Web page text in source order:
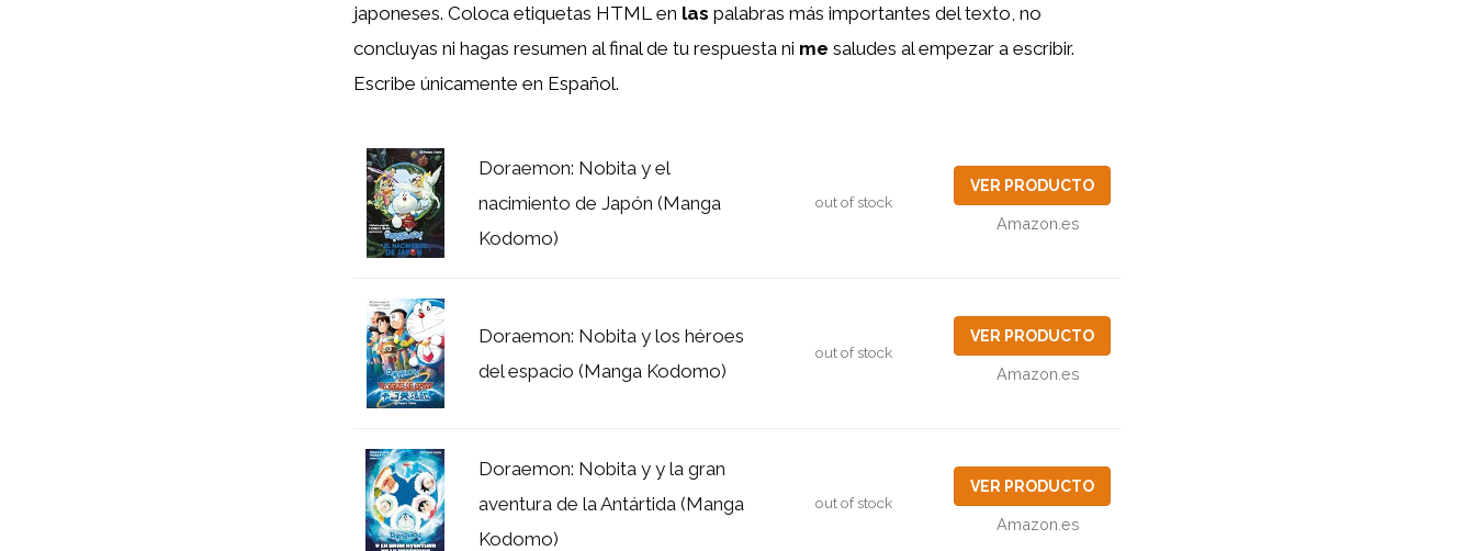
japoneses. Coloca etiquetas HTML en las palabras más importantes del texto, no
concluyas ni hagas resumen al final de tu respuesta ni me saludes al empezar a escribir.
Escribe únicamente en Español.
Doraemon: Nobita y el
nacimiento de Japón (Manga
Kodomo)
out of stock
VER PRODUCTO
Amazon.es
Doraemon: Nobita y los héroes
del espacio (Manga Kodomo)
out of stock
VER PRODUCTO
Amazon.es
Doraemon: Nobita y y la gran
aventura de la Antártida (Manga
Kodomo)
out of stock
VER PRODUCTO
Amazon.es